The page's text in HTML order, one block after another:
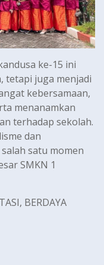
ke-15 ini
tetapi juga menjadi
kebersamaan,
menanamkan
terhadap sekolah.
dan
satu momen
SMKN 1
BERDAYA